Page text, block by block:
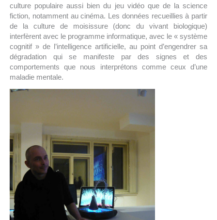
culture populaire aussi bien du jeu vidéo que de la science
fiction, notamment au cinéma. Les données recueillies à partir
de la culture de moisissure (donc du vivant biologique)
interfèrent avec le programme informatique, avec le « système
cognitif » de l’intelligence artificielle, au point d’engendrer sa
dégradation qui se manifeste par des signes et des
comportements que nous interprétons comme ceux d’une
maladie mentale.